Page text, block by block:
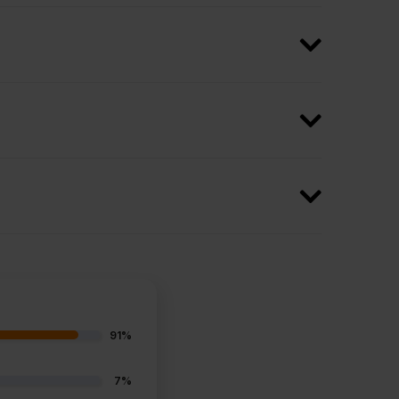
91%
7%